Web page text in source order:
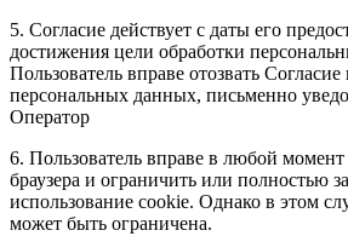
5. Согласие действует с даты его
достижения цели обработки
Пользователь вправе отозвать
персональных данных, письменно
Оператор
6. Пользователь вправе в любой
браузера и ограничить или полностью
использование cookie. Однако в этом
может быть ограничена.